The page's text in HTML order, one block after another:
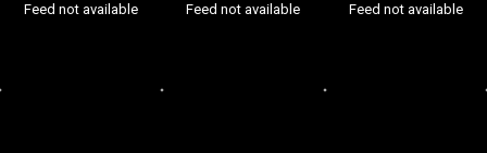
Feed not available Feed not available Feed not available